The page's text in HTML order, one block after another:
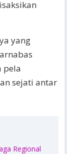
yang
pela
sejati antar
Regional